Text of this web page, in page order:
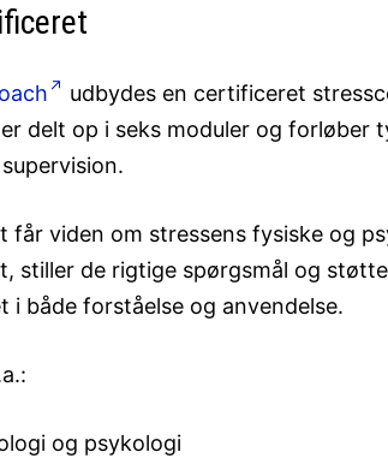
udbydes en certificeret
delt op i seks moduler og forløber
får viden om stressens fysiske og
stiller de rigtige spørgsmål og
både forståelse og anvendelse.
og psykologi